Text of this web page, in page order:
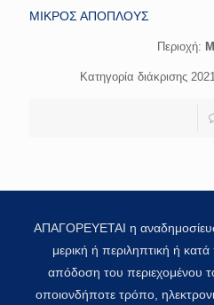
ΜΙΚΡΟΣ ΑΠΟΠΛΟΥΣ
Περιοχή:
Κατηγορία διάκρισης
ΑΠΑΓΟΡΕΥΕΤΑΙ η
μερική ή περιληπτική ή
απόδοση του περιεχομένου
οποιονδήποτε τρόπο,